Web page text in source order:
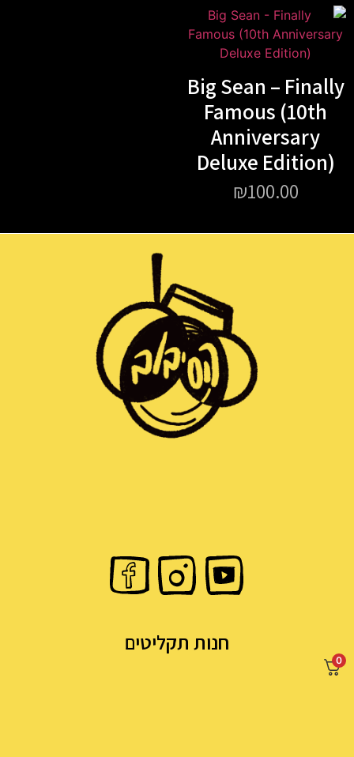
Big Sean – Finally
Famous (10th
Anniversary
Deluxe Edition)
₪100.00
חנות תקליטים
0